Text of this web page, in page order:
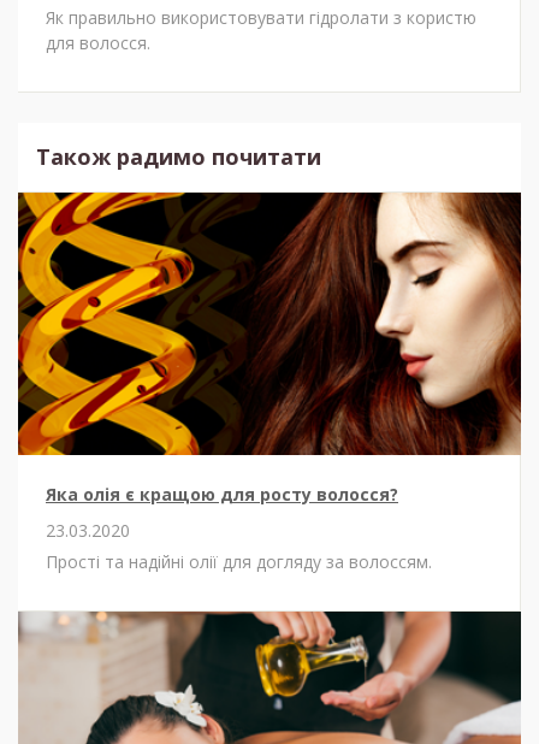
Як правильно використовувати гідролати з користю
для волосся.
Також радимо почитати
Яка олія є кращою для росту волосся?
23.03.2020
Прості та надійні олії для догляду за волоссям.